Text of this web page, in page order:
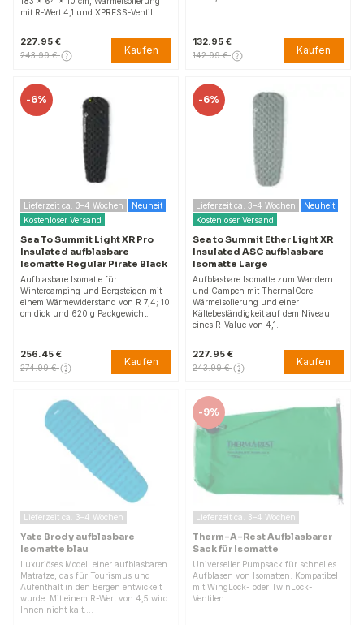
mit R-Wert 4,1 und XPRESS-Ventil.
227.95 €
243.99 € Kaufen
132.95 €
142.99 € Kaufen
-6%
Lieferzeit ca. 3–4 Wochen
Neuheit
Kostenloser Versand
Sea To Summit Light XR Pro
Insulated aufblasbare
Isomatte Regular Pirate Black
Aufblasbare Isomatte für
Wintercamping und Bergsteigen mit
einem Wärmewiderstand von R 7,4; 10
cm dick und 620 g Packgewicht.
256.45 €
274.99 € Kaufen
-6%
Lieferzeit ca. 3–4 Wochen
Neuheit
Kostenloser Versand
Sea to Summit Ether Light XR
Insulated ASC aufblasbare
Isomatte Large
Aufblasbare Isomatte zum Wandern
und Campen mit ThermalCore-
Wärmeisolierung und einer
Kältebeständigkeit auf dem Niveau
eines R-Value von 4,1.
227.95 €
243.99 € Kaufen
Lieferzeit ca. 3–4 Wochen
Yate Brody aufblasbare
Isomatte blau
Luxuriöses Modell einer aufblasbaren
Matratze, das für Tourismus und
Aufenthalt in den Bergen entwickelt
wurde. Mit einem R-Wert von 4,5 wird
Ihnen nicht kalt.…
-9%
Lieferzeit ca. 3–4 Wochen
Therm-A-Rest Aufblasbarer
Sack für Isomatte
Universeller Pumpsack für schnelles
Aufblasen von Isomatten. Kompatibel
mit WingLock- oder TwinLock-
Ventilen.